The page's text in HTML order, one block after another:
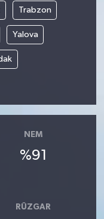
Trabzon
Yalova
NEM
%91
RÜZGAR